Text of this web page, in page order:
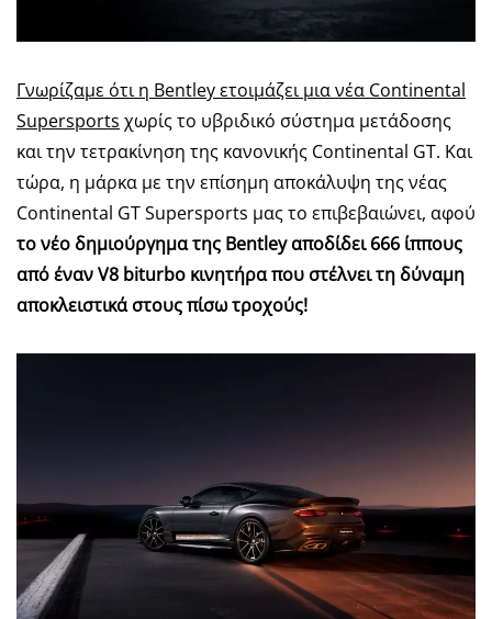
Γνωρίζαμε ότι η Bentley ετοιμάζει μια νέα Continental
Supersports χωρίς το υβριδικό σύστημα μετάδοσης
και την τετρακίνηση της κανονικής Continental GT. Και
τώρα, η μάρκα με την επίσημη αποκάλυψη της νέας
Continental GT Supersports μας το επιβεβαιώνει, αφού
το νέο δημιούργημα της Bentley αποδίδει 666 ίππους
από έναν V8 biturbo κινητήρα που στέλνει τη δύναμη
αποκλειστικά στους πίσω τροχούς!